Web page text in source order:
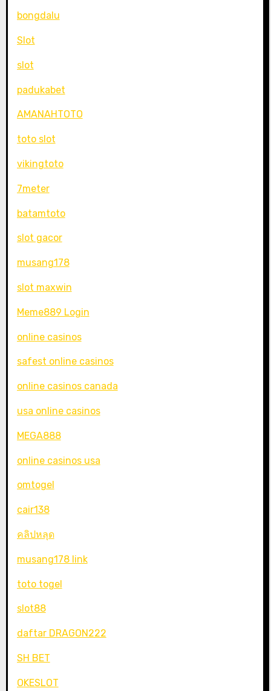
bongdalu
Slot
slot
padukabet
AMANAHTOTO
toto slot
vikingtoto
7meter
batamtoto
slot gacor
musang178
slot maxwin
Meme889 Login
online casinos
safest online casinos
online casinos canada
usa online casinos
MEGA888
online casinos usa
omtogel
cair138
คลิปหลุด
musang178 link
toto togel
slot88
daftar DRAGON222
SH BET
OKESLOT